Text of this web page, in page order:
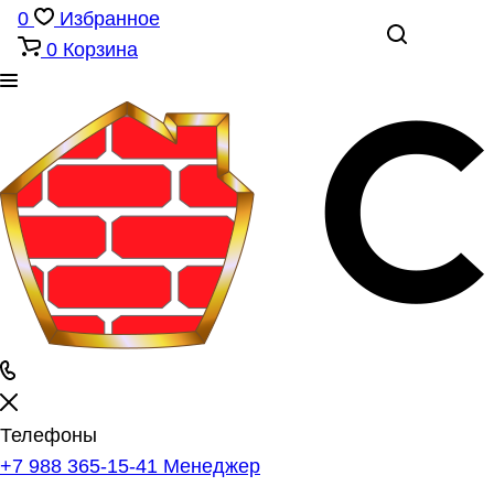
0
Избранное
0 Корзина
Телефоны
+7 988 365-15-41 Менеджер